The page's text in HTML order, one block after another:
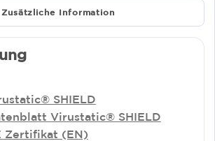
Zusätzliche Information
SHIELD
Virustatic® SHIELD
Zertifikat (EN)